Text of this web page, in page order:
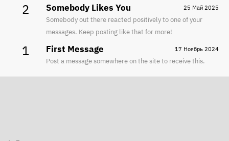
2 25 Май 2025
Somebody Likes You
Somebody out there reacted positively to one of your
messages. Keep posting like that for more!
1 17 Ноябрь 2024
First Message
Post a message somewhere on the site to receive this.